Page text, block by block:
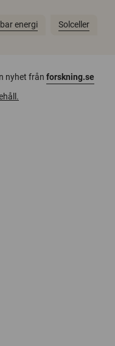
energi Solceller
nyhet från forskning.se